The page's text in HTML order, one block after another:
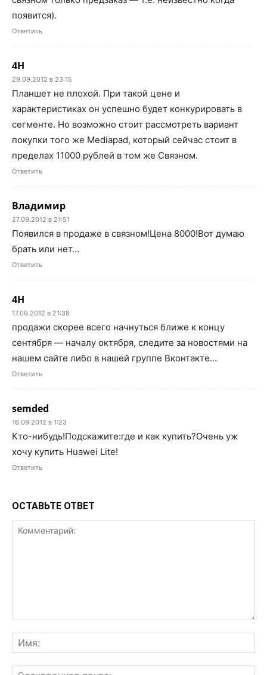
появится).
Ответить
4H
29.09.2012 в 23:15
Планшет не плохой. При такой цене и
характеристиках он успешно будет конкурировать в
сегменте. Но возможно стоит рассмотреть вариант
покупки того же Mediapad, который сейчас стоит в
пределах 11000 рублей в том же Cвязном.
Ответить
Владимир
27.09.2012 в 21:51
Появился в продаже в связном!Цена 8000!Вот думаю
брать или нет…
Ответить
4H
17.09.2012 в 21:38
продажи скорее всего начнуться ближе к концу
сентября — началу октября, следите за новостями на
нашем сайте либо в нашей группе Вконтакте…
Ответить
semded
16.09.2012 в 1:23
Кто-нибудь!Подскажите:где и как купить?Очень уж
хочу купить Huawei Lite!
Ответить
ОСТАВЬТЕ ОТВЕТ